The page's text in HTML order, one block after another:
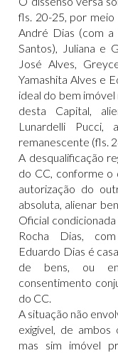
fls. 20-25, por meio
André Dias (com a
Santos), Juliana e
José Alves,
Yamashita Alves e
ideal do bem imóvel
desta Capital,
Lunardelli
remanescente (fls.
A desqualificação
do CC, conforme o
autorização do
absoluta, alienar
Oficial
Rocha Dias,
Eduardo Dias é
de bens, ou
consentimento
do CC.
A situação não
exigível, de ambos
mas sim imóvel